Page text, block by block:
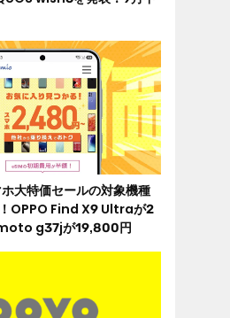
大特価セールの対象機種
OPPO Find X9 Ultraが2
g37jが19,800円